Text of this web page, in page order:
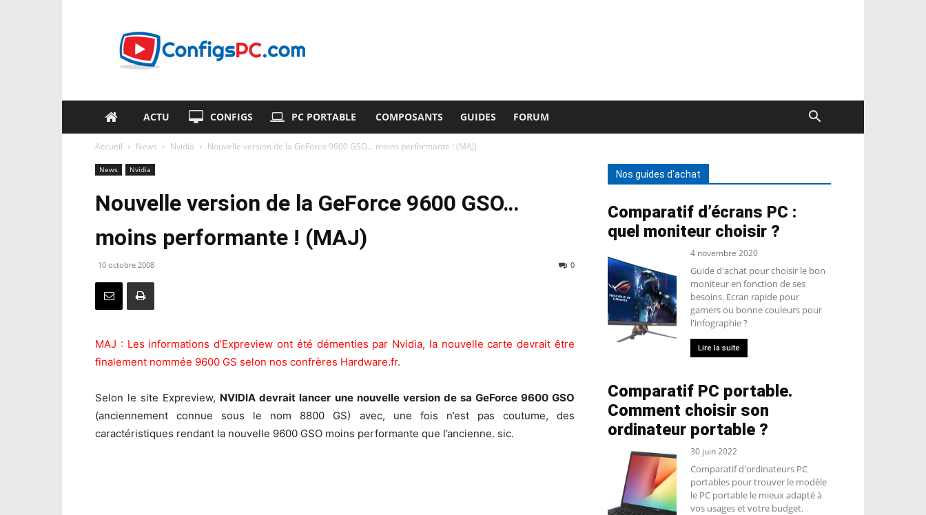
ACTU CONFIGS PC PORTABLE COMPOSANTS GUIDES FORUM
Accueil News Nvidia Nouvelle version de la GeForce 9600 GSO… moins performante ! (MAJ)
News Nvidia
Nouvelle version de la GeForce 9600 GSO…
moins performante ! (MAJ)
10 octobre 2008 0
MAJ : Les informations d’Expreview ont été démenties par Nvidia, la nouvelle carte devrait être
finalement nommée 9600 GS selon nos confrères Hardware.fr.
Selon le site Expreview, NVIDIA devrait lancer une nouvelle version de sa GeForce 9600 GSO
(anciennement connue sous le nom 8800 GS) avec, une fois n’est pas coutume, des
caractéristiques rendant la nouvelle 9600 GSO moins performante que l’ancienne. sic.
Nos guides d'achat
Comparatif d’écrans PC :
quel moniteur choisir ?
4 novembre 2020
Guide d'achat pour choisir le bon
moniteur en fonction de ses
besoins. Ecran rapide pour
gamers ou bonne couleurs pour
l'infographie ?
Lire la suite
Comparatif PC portable.
Comment choisir son
ordinateur portable ?
30 juin 2022
Comparatif d'ordinateurs PC
portables pour trouver le modèle
le PC portable le mieux adapté à
vos usages et votre budget.